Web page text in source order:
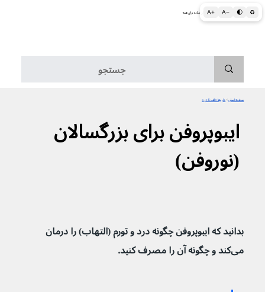
A+ A− 🌓 ♻ اطلاعات پزشکی و بهداشتی به زبان ساده برای همه
صفحه اصلی>داروها «الف تا «ی»
ایبوپروفن برای بزرگسالان
(نوروفن)
بدانید که ایبوپروفن چگونه درد و تورم (التهاب) را درمان
می‌کند و چگونه آن را مصرف کنید.